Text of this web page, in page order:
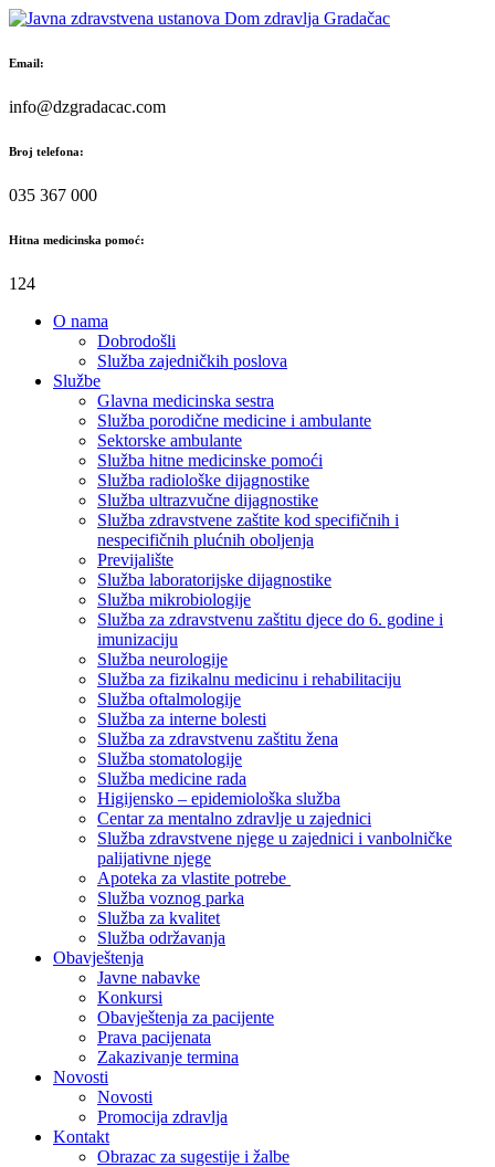
Skip
content
Email:
info@dzgradacac.com
Broj telefona:
035 367 000
Hitna medicinska pomoć:
124
O nama
Dobrodošli
Služba zajedničkih poslova
Službe
Glavna medicinska sestra
Služba porodične medicine i ambulante
Sektorske ambulante
Služba hitne medicinske pomoći
Služba radiološke dijagnostike
Služba ultrazvučne dijagnostike
Služba zdravstvene zaštite kod specifičnih i
nespecifičnih plućnih oboljenja
Previjalište
Služba laboratorijske dijagnostike
Služba mikrobiologije
Služba za zdravstvenu zaštitu djece do 6. godine i
imunizaciju
Služba neurologije
Služba za fizikalnu medicinu i rehabilitaciju
Služba oftalmologije
Služba za interne bolesti
Služba za zdravstvenu zaštitu žena
Služba stomatologije
Služba medicine rada
Higijensko – epidemiološka služba
Centar za mentalno zdravlje u zajednici
Služba zdravstvene njege u zajednici i vanbolničke
palijativne njege
Apoteka za vlastite potrebe
Služba voznog parka
Služba za kvalitet
Služba održavanja
Obavještenja
Javne nabavke
Konkursi
Obavještenja za pacijente
Prava pacijenata
Zakazivanje termina
Novosti
Novosti
Promocija zdravlja
Kontakt
Obrazac za sugestije i žalbe